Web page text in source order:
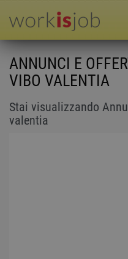
ANNUNCI E
VIBO VALENTIA
Stai visualizzando
valentia